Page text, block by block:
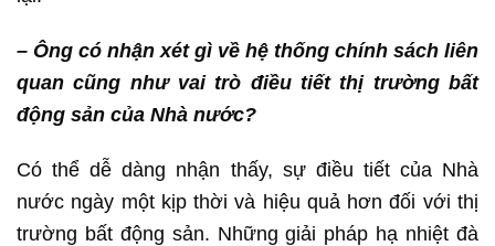
– Ông có nhận xét gì về hệ thống chính sách liên
quan cũng như vai trò điều tiết thị trường bất
động sản của Nhà nước?
Có thể dễ dàng nhận thấy, sự điều tiết của Nhà
nước ngày một kịp thời và hiệu quả hơn đối với thị
trường bất động sản. Những giải pháp hạ nhiệt đà